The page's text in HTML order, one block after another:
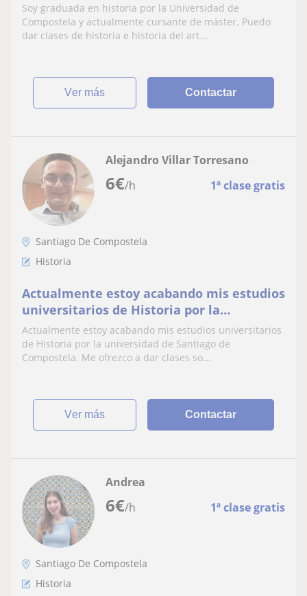
Soy graduada en historia por la Universidad de
Compostela y actualmente cursante de máster. Puedo
dar clases de historia e historia del art...
ver más Contactar
6€/h 1ª clase gratis
Alejandro Villar Torresano
Santiago De Compostela
Historia
Actualmente estoy acabando mis estudios
universitarios de Historia por la
universidad de Santiago de Compostela.
Me ofrezco a dar clases sobre cualquier
época histórica
Actualmente estoy acabando mis estudios universitarios
de Historia por la universidad de Santiago de
Compostela. Me ofrezco a dar clases so...
ver más Contactar
6€/h 1ª clase gratis
Andrea
Santiago De Compostela
Historia